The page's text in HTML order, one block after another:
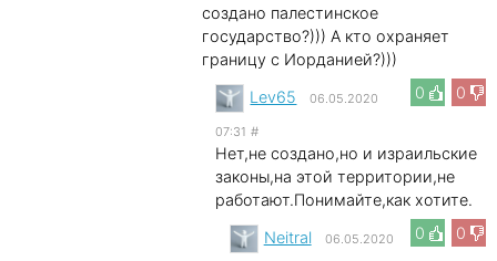
создано палестинское
государство?))) А кто охраняет
границу с Иорданией?)))
0
0
Lev65 06.05.2020
07:31 #
Нет,не создано,но и израильские
законы,на этой территории,не
работают.Понимайте,как хотите.
0
0
Neitral 06.05.2020